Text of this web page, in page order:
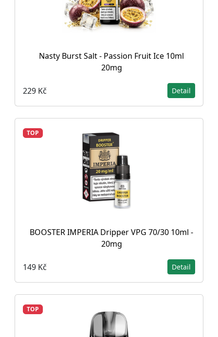
Nasty Burst Salt - Passion Fruit Ice 10ml
20mg
229 Kč Detail
TOP
BOOSTER IMPERIA Dripper VPG 70/30 10ml -
20mg
149 Kč Detail
TOP